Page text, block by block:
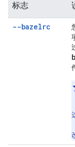
标志
--bazelrc